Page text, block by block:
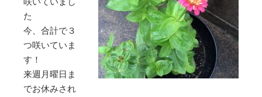
た
今、合計で３
つ咲いていま
す！
来週月曜日ま
でお休みされ